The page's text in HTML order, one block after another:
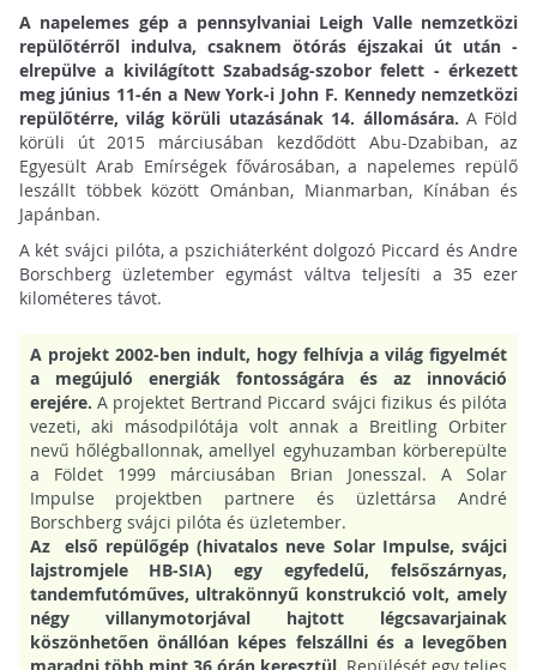
A napelemes gép a pennsylvaniai Leigh Valle nemzetközi
repülőtérről indulva, csaknem ötórás éjszakai út után -
elrepülve a kivilágított Szabadság-szobor felett - érkezett
meg június 11-én a New York-i John F. Kennedy nemzetközi
repülőtérre, világ körüli utazásának 14. állomására. A Föld
körüli út 2015 márciusában kezdődött Abu-Dzabiban, az
Egyesült Arab Emírségek fővárosában, a napelemes repülő
leszállt többek között Ománban, Mianmarban, Kínában és
Japánban.
A két svájci pilóta, a pszichiáterként dolgozó Piccard és Andre
Borschberg üzletember egymást váltva teljesíti a 35 ezer
kilométeres távot.
A projekt 2002-ben indult, hogy felhívja a világ figyelmét
a megújuló energiák fontosságára és az innováció
erejére. A projektet Bertrand Piccard svájci fizikus és pilóta
vezeti, aki másodpilótája volt annak a Breitling Orbiter
nevű hőlégballonnak, amellyel egyhuzamban körberepülte
a Földet 1999 márciusában Brian Jonesszal. A Solar
Impulse projektben partnere és üzlettársa André
Borschberg svájci pilóta és üzletember.
Az első repülőgép (hivatalos neve Solar Impulse, svájci
lajstromjele HB-SIA) egy egyfedelű, felsőszárnyas,
tandemfutóműves, ultrakönnyű konstrukció volt, amely
négy villanymotorjával hajtott légcsavarjainak
köszönhetően önállóan képes felszállni és a levegőben